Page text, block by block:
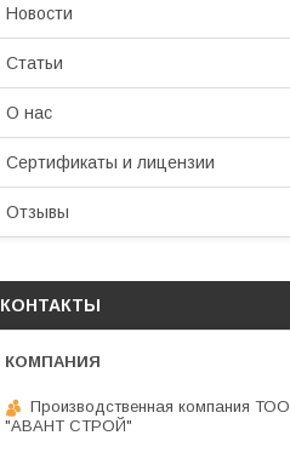
Новости
Статьи
О нас
Сертификаты и лицензии
Отзывы
КОНТАКТЫ
Производственная компания ТОО
"АВАНТ СТРОЙ"